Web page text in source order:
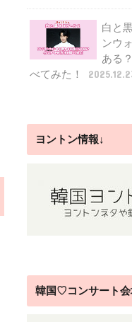
白と
ンウ
ある
べてみた！
ヨントン情報↓
韓国♡コンサート会